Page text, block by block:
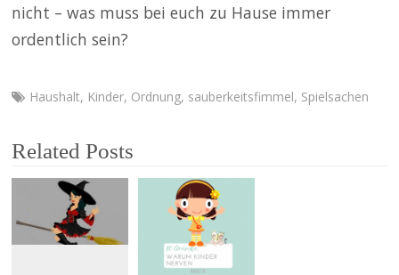
nicht – was muss bei euch zu Hause immer
ordentlich sein?
Haushalt, Kinder, Ordnung, sauberkeitsfimmel, Spielsachen
Related Posts